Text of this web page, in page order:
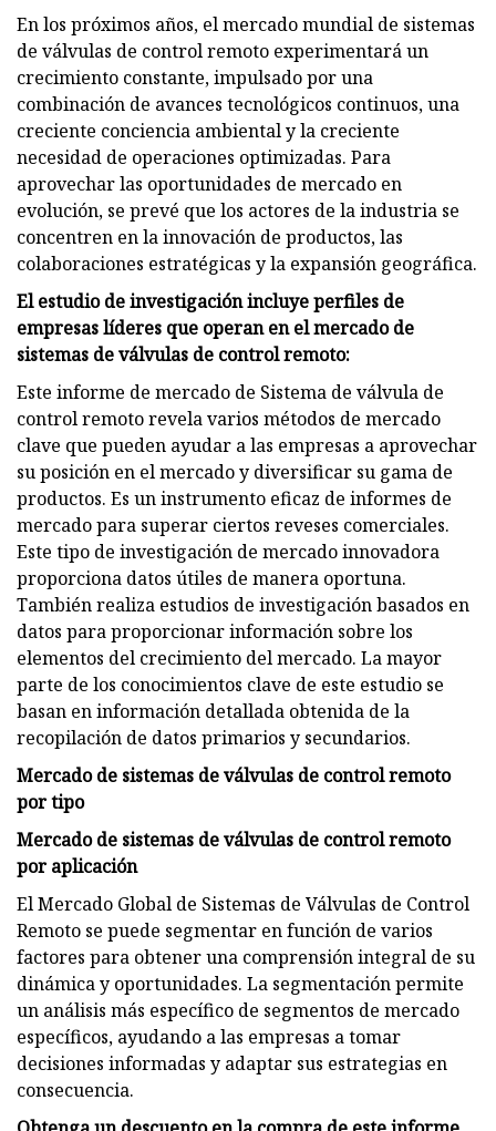
En los próximos años, el mercado mundial de sistemas
de válvulas de control remoto experimentará un
crecimiento constante, impulsado por una
combinación de avances tecnológicos continuos, una
creciente conciencia ambiental y la creciente
necesidad de operaciones optimizadas. Para
aprovechar las oportunidades de mercado en
evolución, se prevé que los actores de la industria se
concentren en la innovación de productos, las
colaboraciones estratégicas y la expansión geográfica.
El estudio de investigación incluye perfiles de
empresas líderes que operan en el mercado de
sistemas de válvulas de control remoto:
Este informe de mercado de Sistema de válvula de
control remoto revela varios métodos de mercado
clave que pueden ayudar a las empresas a aprovechar
su posición en el mercado y diversificar su gama de
productos. Es un instrumento eficaz de informes de
mercado para superar ciertos reveses comerciales.
Este tipo de investigación de mercado innovadora
proporciona datos útiles de manera oportuna.
También realiza estudios de investigación basados ​​en
datos para proporcionar información sobre los
elementos del crecimiento del mercado. La mayor
parte de los conocimientos clave de este estudio se
basan en información detallada obtenida de la
recopilación de datos primarios y secundarios.
Mercado de sistemas de válvulas de control remoto
por tipo
Mercado de sistemas de válvulas de control remoto
por aplicación
El Mercado Global de Sistemas de Válvulas de Control
Remoto se puede segmentar en función de varios
factores para obtener una comprensión integral de su
dinámica y oportunidades. La segmentación permite
un análisis más específico de segmentos de mercado
específicos, ayudando a las empresas a tomar
decisiones informadas y adaptar sus estrategias en
consecuencia.